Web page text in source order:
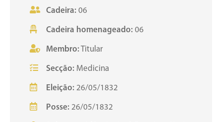
Cadeira: 06
Cadeira homenageado: 06
Membro:Titular
Secção: Medicina
Eleição: 26/05/1832
Posse: 26/05/1832